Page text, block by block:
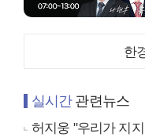
한
실시간관련뉴스
허지웅 "우리가 지지